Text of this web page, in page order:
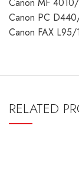
Canon PC
Canon FAX
RELATED